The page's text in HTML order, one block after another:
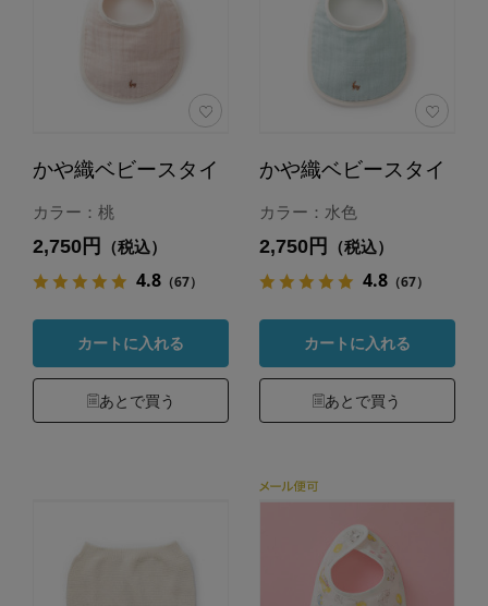
かや織ベビースタイ
カラー：桃
2,750円 （税込）
4.8（67）
カートに入れる
あとで買う
かや織ベビースタイ
カラー：水色
2,750円 （税込）
4.8（67）
カートに入れる
あとで買う